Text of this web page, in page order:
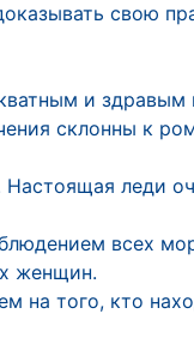
свою
и
склонны к
леди
всех
женщин.
на того, кто